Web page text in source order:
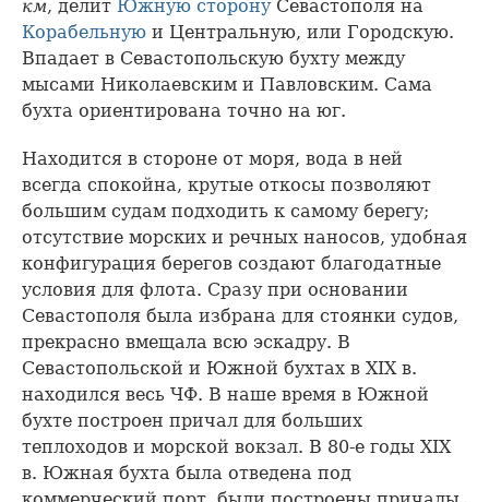
км, делит Южную сторонуСевастополя на
Корабельную и Центральную, или Городскую.
Впадает в Севастопольскую бухту между
мысами Николаевским и Павловским. Сама
бухта ориентирована точно на юг.
Находится в стороне от моря, вода в ней
всегда спокойна, крутые откосы позволяют
большим судам подходить к самому берегу;
отсутствие морских и речных наносов, удобная
конфигурация берегов создают благодатные
условия для флота. Сразу при основании
Севастополя была избрана для стоянки судов,
прекрасно вмещала всю эскадру. В
Севастопольской и Южной бухтах в XIX в.
находился весь ЧФ. В наше время в Южной
бухте построен причал для больших
теплоходов и морской вокзал. В 80-е годы XIX
в. Южная бухта была отведена под